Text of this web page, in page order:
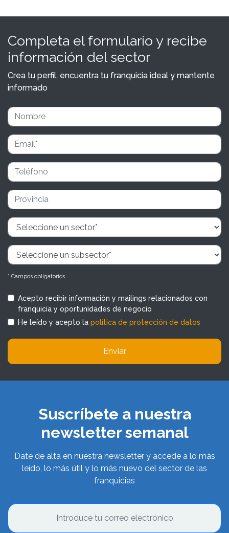
Completa el formulario y recibe
información del sector
Crea tu perfil, encuentra tu franquicia ideal y mantente
informado
* Campos obligatorios
Acepto recibir información y mailings relacionados con
franquicia y oportunidades de negocio
He leído y acepto la política de protección de datos
Enviar
Suscríbete a nuestra
newsletter semanal
Date de alta en nuestra newsletter y accede a lo más
leído, lo más útil y lo más nuevo del sector de las
franquicias